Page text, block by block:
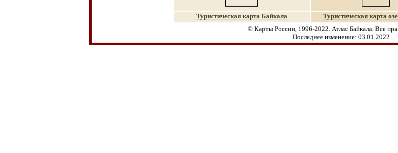
Туристическая карта Байкала Туристическая карта о
© Карты России, 1996-2022. Атлас Байкала. Все
Последнее изменение: 03.01.2022 .